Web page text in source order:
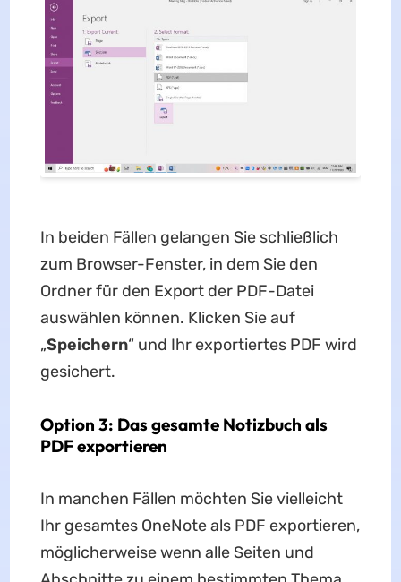
In beiden Fällen gelangen Sie schließlich
zum Browser-Fenster, in dem Sie den
Ordner für den Export der PDF-Datei
auswählen können. Klicken Sie auf
„Speichern“ und Ihr exportiertes PDF wird
gesichert.
Option 3: Das gesamte Notizbuch als
PDF exportieren
In manchen Fällen möchten Sie vielleicht
Ihr gesamtes OneNote als PDF exportieren,
möglicherweise wenn alle Seiten und